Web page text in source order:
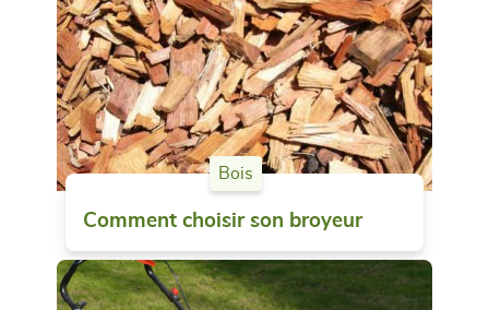
Bois
Comment choisir son broyeur